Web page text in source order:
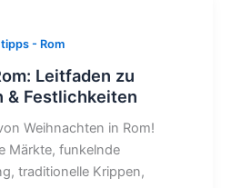
- Rom
Leitfaden zu
& Festlichkeiten
Weihnachten in Rom!
Märkte, funkelnde
traditionelle Krippen,